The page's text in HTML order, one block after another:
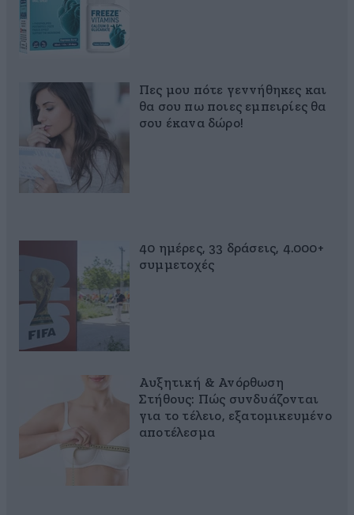
Πες μου πότε γεννήθηκες και
θα σου πω ποιες εμπειρίες θα
σου έκανα δώρο!
40 ημέρες, 33 δράσεις, 4.000+
συμμετοχές
Αυξητική & Ανόρθωση
Στήθους: Πώς συνδυάζονται
για το τέλειο, εξατομικευμένο
αποτέλεσμα